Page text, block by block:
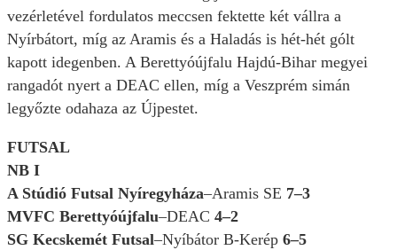
vezérletével fordulatos meccsen fektette két vállra a
Nyírbátort, míg az Aramis és a Haladás is hét-hét gólt
kapott idegenben. A Berettyóújfalu Hajdú-Bihar megyei
rangadót nyert a DEAC ellen, míg a Veszprém simán
legyőzte odahaza az Újpestet.
FUTSAL
NB I
A Stúdió Futsal Nyíregyháza–Aramis SE 7–3
MVFC Berettyóújfalu–DEAC 4–2
SG Kecskemét Futsal–Nyíbátor B-Kerép 6–5